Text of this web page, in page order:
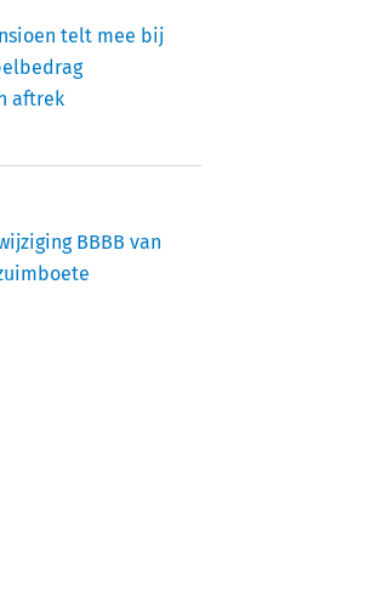
telt mee bij
aftrek
BBBB van